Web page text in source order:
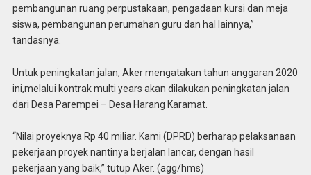
pembangunan ruang perpustakaan, pengadaan kursi dan meja
siswa, pembangunan perumahan guru dan hal lainnya,”
tandasnya.
Untuk peningkatan jalan, Aker mengatakan tahun anggaran 2020
ini,melalui kontrak multi years akan dilakukan peningkatan jalan
dari Desa Parempei – Desa Harang Karamat.
“Nilai proyeknya Rp 40 miliar. Kami (DPRD) berharap pelaksanaan
pekerjaan proyek nantinya berjalan lancar, dengan hasil
pekerjaan yang baik,” tutup Aker. (agg/hms)